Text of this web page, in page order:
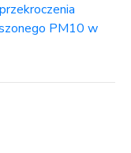
PM10 w